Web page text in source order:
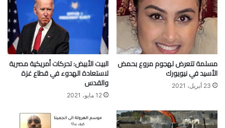
مسلمة تتعرض لهجوم مروع بحمض
الأسيد في نيويورك
23 أبريل، 2021
البيت الأبيض: تحركات أمريكية مصرية
لاستعادة الهدوء في قطاع غزة
والقدس
12 مايو، 2021